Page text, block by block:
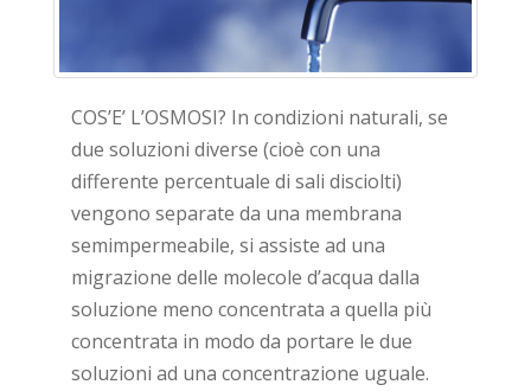
COS’E’ L’OSMOSI? In condizioni naturali, se
due soluzioni diverse (cioè con una
differente percentuale di sali disciolti)
vengono separate da una membrana
semimpermeabile, si assiste ad una
migrazione delle molecole d’acqua dalla
soluzione meno concentrata a quella più
concentrata in modo da portare le due
soluzioni ad una concentrazione uguale.